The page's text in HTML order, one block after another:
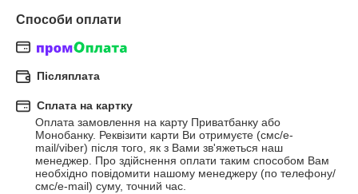
Способи оплати
Післяплата
Сплата на картку
Оплата замовлення на карту Приватбанку або
Монобанку. Реквізити карти Ви отримуєте (смс/e-
mail/viber) після того, як з Вами зв'яжеться наш
менеджер. Про здійснення оплати таким способом Вам
необхідно повідомити нашому менеджеру (по телефону/
смс/e-mail) суму, точний час.